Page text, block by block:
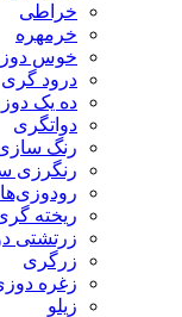
خراطی
خرمهره
خوس دوزی
درود گری
ده یک دوزی
دواتگری
رنگ سازی سنتی
رنگرزی سنتی
رودوزی‌های سنتی
ریخته گری
زرتشتی دوزی
زرگری
زغره دوزی